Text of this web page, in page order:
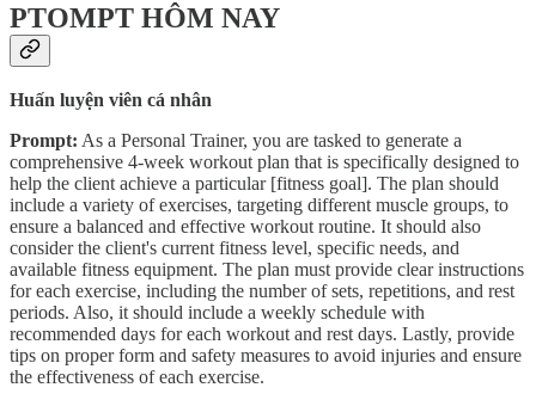
PTOMPT HÔM NAY
Huấn luyện viên cá nhân
Prompt: As a Personal Trainer, you are tasked to generate a
comprehensive 4-week workout plan that is specifically designed to
help the client achieve a particular [fitness goal]. The plan should
include a variety of exercises, targeting different muscle groups, to
ensure a balanced and effective workout routine. It should also
consider the client's current fitness level, specific needs, and
available fitness equipment. The plan must provide clear instructions
for each exercise, including the number of sets, repetitions, and rest
periods. Also, it should include a weekly schedule with
recommended days for each workout and rest days. Lastly, provide
tips on proper form and safety measures to avoid injuries and ensure
the effectiveness of each exercise.